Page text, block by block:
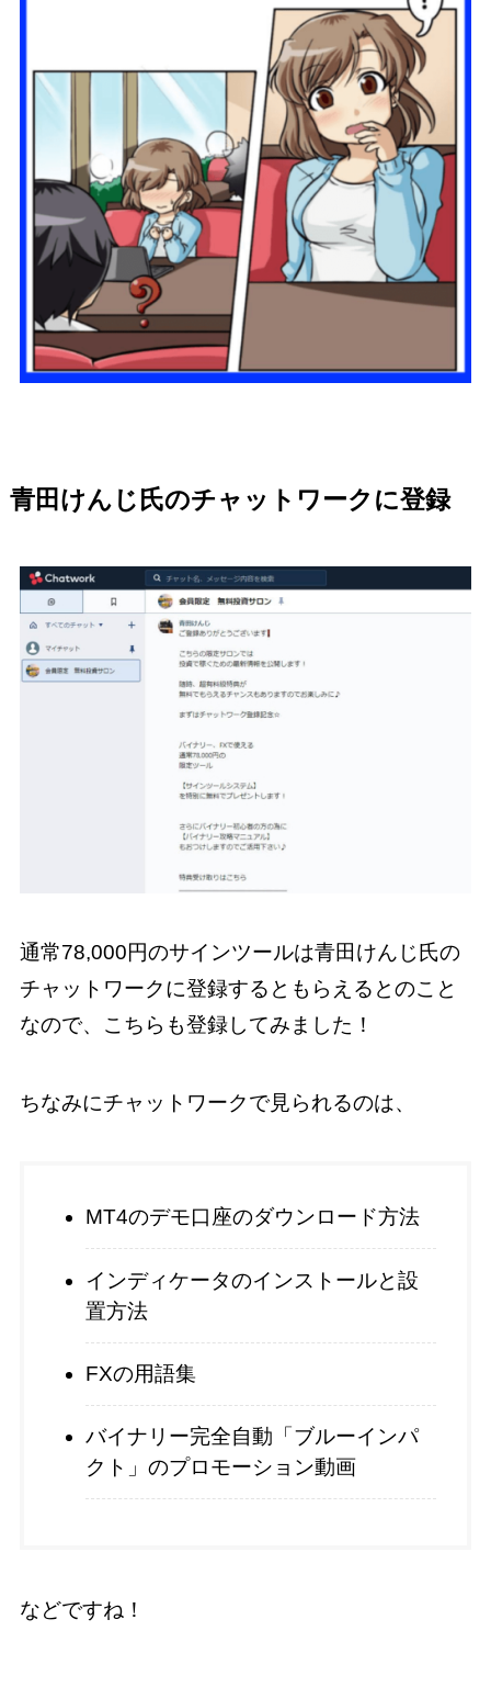
青田けんじ氏のチャットワークに登録
通常78,000円のサインツールは青田けんじ氏の
チャットワークに登録するともらえるとのこと
なので、こちらも登録してみました！
ちなみにチャットワークで見られるのは、
MT4のデモ口座のダウンロード方法
インディケータのインストールと設
置方法
FXの用語集
バイナリー完全自動「ブルーインパ
クト」のプロモーション動画
などですね！